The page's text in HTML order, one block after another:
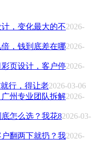
，变化最大的不2026-
，钱到底差在哪2026-
页设计，客户停2026-
行，得让老2026-03-06
州专业团队拆解2026-
怎么选？我花82026-03-
翻两下就扔？我2026-